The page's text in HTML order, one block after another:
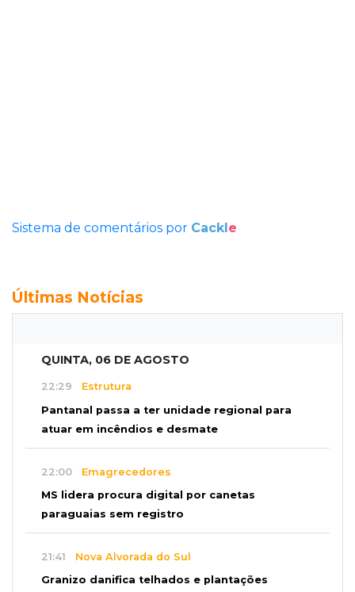
Sistema de comentários por Cackle
Últimas Notícias
QUINTA, 06 DE AGOSTO
22:29 Estrutura
Pantanal passa a ter unidade regional para
atuar em incêndios e desmate
22:00 Emagrecedores
MS lidera procura digital por canetas
paraguaias sem registro
21:41 Nova Alvorada do Sul
Granizo danifica telhados e plantações